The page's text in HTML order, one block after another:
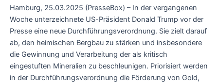
Hamburg, 25.03.2025 (PresseBox) – In der vergangenen
Woche unterzeichnete US-Präsident Donald Trump vor der
Presse eine neue Durchführungsverordnung. Sie zielt darauf
ab, den heimischen Bergbau zu stärken und insbesondere
die Gewinnung und Verarbeitung der als kritisch
eingestuften Mineralien zu beschleunigen. Priorisiert werden
in der Durchführungsverordnung die Förderung von Gold,